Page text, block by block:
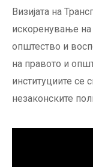
Визијата на
искоренување на
општество и
на правото и
институциите се
незаконските